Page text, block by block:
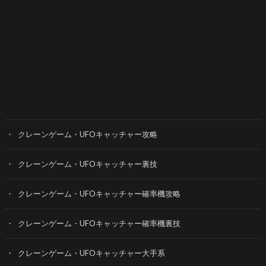
クレーンゲーム・UFOキャッチャー攻略
クレーンゲーム・UFOキャッチャー裏技
クレーンゲーム・UFOキャッチャー確率機攻略
クレーンゲーム・UFOキャッチャー確率機裏技
クレーンゲーム・UFOキャッチャー大手系